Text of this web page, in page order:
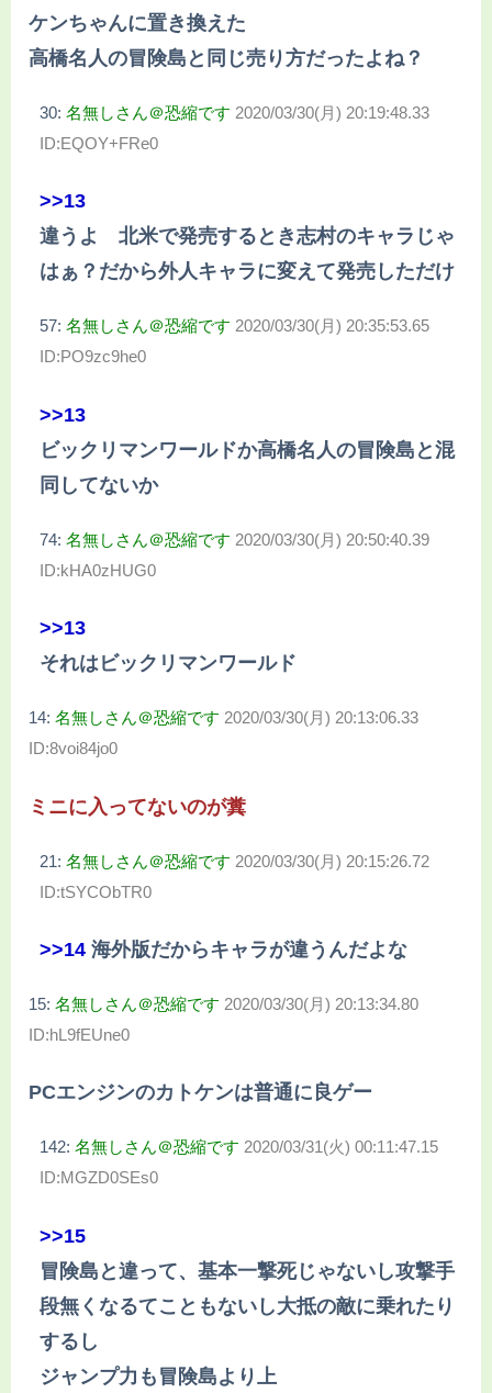
ケンちゃんに置き換えた
高橋名人の冒険島と同じ売り方だったよね？
30: 名無しさん＠恐縮です 2020/03/30(月) 20:19:48.33
ID:EQOY+FRe0
>>13
違うよ 北米で発売するとき志村のキャラじゃ
はぁ？だから外人キャラに変えて発売しただけ
57: 名無しさん＠恐縮です 2020/03/30(月) 20:35:53.65
ID:PO9zc9he0
>>13
ビックリマンワールドか高橋名人の冒険島と混
同してないか
74: 名無しさん＠恐縮です 2020/03/30(月) 20:50:40.39
ID:kHA0zHUG0
>>13
それはビックリマンワールド
14: 名無しさん＠恐縮です 2020/03/30(月) 20:13:06.33
ID:8voi84jo0
ミニに入ってないのが糞
21: 名無しさん＠恐縮です 2020/03/30(月) 20:15:26.72
ID:tSYCObTR0
>>14 海外版だからキャラが違うんだよな
15: 名無しさん＠恐縮です 2020/03/30(月) 20:13:34.80
ID:hL9fEUne0
PCエンジンのカトケンは普通に良ゲー
142: 名無しさん＠恐縮です 2020/03/31(火) 00:11:47.15
ID:MGZD0SEs0
>>15
冒険島と違って、基本一撃死じゃないし攻撃手
段無くなるてこともないし大抵の敵に乗れたり
するし
ジャンプ力も冒険島より上